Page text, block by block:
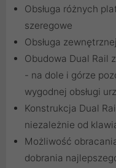
Obsługa różnych
szeregowe
Obsługa
Obudowa Dual Rail
- na dole i górze
wygodnej obsługi
Konstrukcja Dual
niezależnie od
Możliwość
dobrania